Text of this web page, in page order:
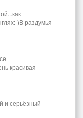
)В раздумья
красивая
и серьёзный